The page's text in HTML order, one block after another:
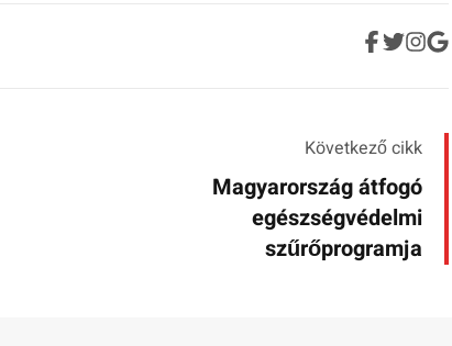
Következő cikk
Magyarország átfogó
egészségvédelmi
szűrőprogramja